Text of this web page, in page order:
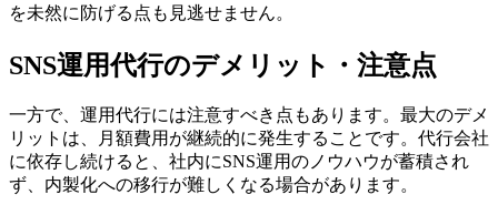
を未然に防げる点も見逃せません。
SNS運用代行のデメリット・注意点
一方で、運用代行には注意すべき点もあります。最大のデメ
リットは、月額費用が継続的に発生することです。代行会社
に依存し続けると、社内にSNS運用のノウハウが蓄積され
ず、内製化への移行が難しくなる場合があります。